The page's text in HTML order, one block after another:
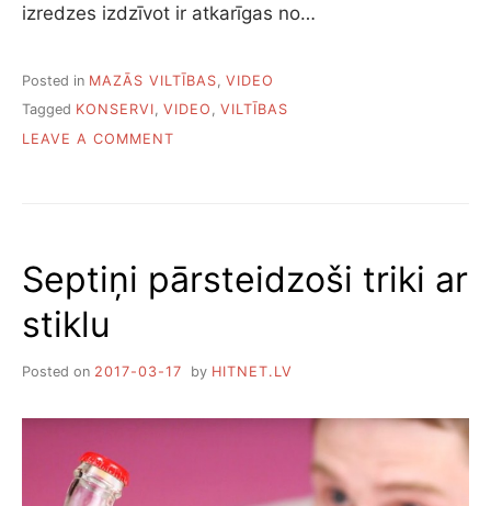
izredzes izdzīvot ir atkarīgas no…
Posted in MAZĀS VILTĪBAS, VIDEO
Tagged KONSERVI, VIDEO , VILTĪBAS
LEAVE A COMMENT
KONSERVU
BUNDŽU
Septiņi pārsteidzoši triki ar
stiklu
Posted on 2017-03-17 by HITNET.LV